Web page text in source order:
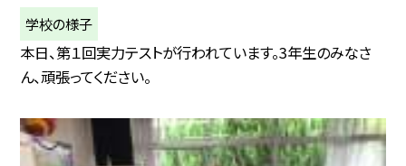
学校の様子
本日、第１回実力テストが行われています。3年生のみなさ
ん、頑張ってください。